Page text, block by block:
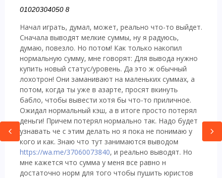
01020304050 8
Начал играть, думал, может, реально что-то выйдет.
Сначала выводят мелкие суммы, ну я радуюсь,
думаю, повезло. Но потом! Как только накопил
нормальную сумму, мне говорят: Для вывода нужно
купить новый статус/уровень. Да это ж обычный
лохотрон! Они заманивают на маленьких суммах, а
потом, когда ты уже в азарте, просят вкинуть
бабло, чтобы вывести хотя бы что-то приличное.
Ожидал нормальный кэш, а в итоге просто потерял
деньги! Причем потерял нормально так. Надо будет
узнавать че с этим делать но я пока не понимаю у
кого и как. Знаю что тут занимаются выводом
https://wa.me/37060073840, и реально выводят. Но
мне кажется что сумма у меня все равно н
достаточно норм для того чтобы пушить юристов